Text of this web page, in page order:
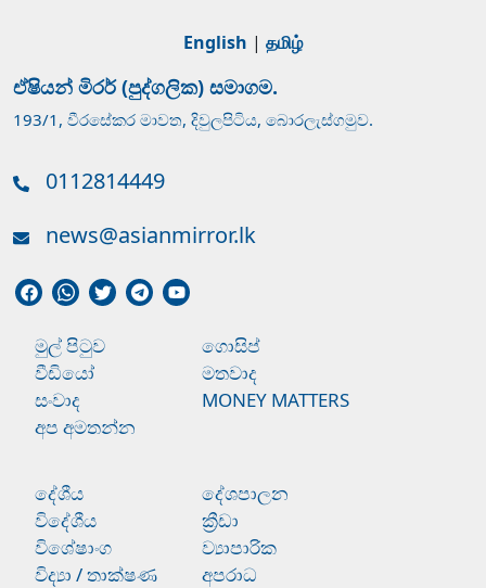
English | தமிழ்
ඒෂියන් මිරර් (පුද්ගලික) සමාගම.
193/1, වීරසේකර මාවත, දිවුලපිටිය, බොරලැස්ගමුව.
0112814449
news@asianmirror.lk
මුල් පිටුව
ගොසිප්
වීඩියෝ
මතවාද
සංවාද
MONEY MATTERS
අප අමතන්න
දේශීය
දේශපාලන
විදේශීය
ක්‍රීඩා
විශේෂාංග
ව්‍යාපාරික
විද්‍යා / තාක්ෂණ
අපරාධ